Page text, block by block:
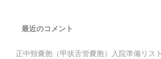
最近のコメント
正中頸嚢胞（甲状舌管嚢胞）入院準備リス